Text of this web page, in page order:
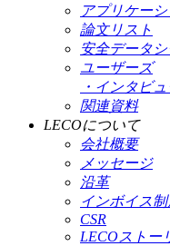
アプリケーシ
論文リスト
安全データシ
ユーザーズ
・インタビ
関連資料
LECOについて
会社概要
メッセージ
沿革
インボイス
CSR
LECOストー